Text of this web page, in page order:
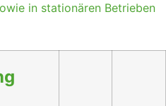
in stationären Betrieben